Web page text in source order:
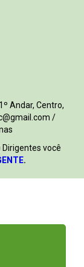
Andar, Centro,
/
você
.